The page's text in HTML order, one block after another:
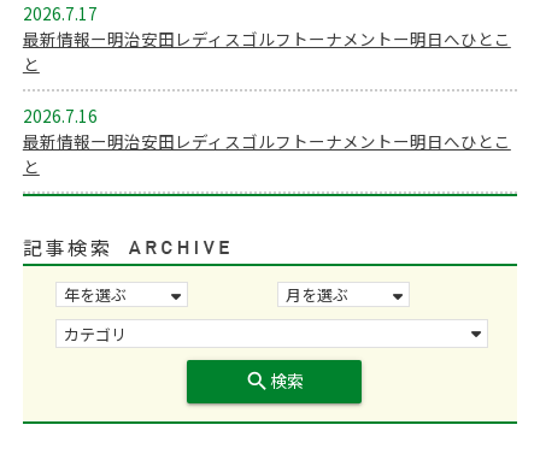
2026.7.17
最新情報ー明治安田レディスゴルフトーナメントー明日へひとこ
と
2026.7.16
最新情報ー明治安田レディスゴルフトーナメントー明日へひとこ
と
記事検索
search 検索